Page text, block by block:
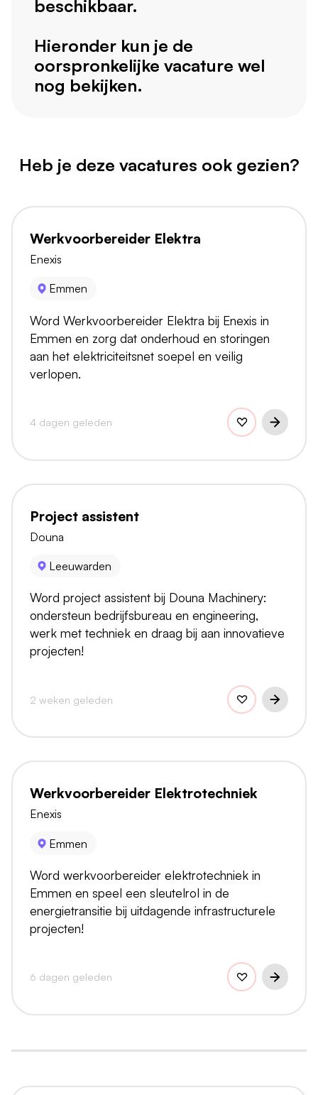
beschikbaar.
Hieronder kun je de
oorspronkelijke vacature wel
nog bekijken.
Heb je deze vacatures ook gezien?
Werkvoorbereider Elektra
Enexis
Emmen
Word Werkvoorbereider Elektra bij Enexis in
Emmen en zorg dat onderhoud en storingen
aan het elektriciteitsnet soepel en veilig
verlopen.
4 dagen geleden
Project assistent
Douna
Leeuwarden
Word project assistent bij Douna Machinery:
ondersteun bedrijfsbureau en engineering,
werk met techniek en draag bij aan innovatieve
projecten!
2 weken geleden
Werkvoorbereider Elektrotechniek
Enexis
Emmen
Word werkvoorbereider elektrotechniek in
Emmen en speel een sleutelrol in de
energietransitie bij uitdagende infrastructurele
projecten!
6 dagen geleden